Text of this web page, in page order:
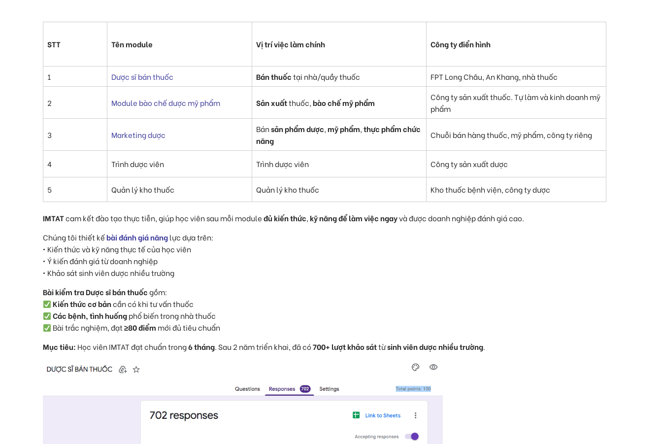
STT Tên module Vị trí việc làm chính Công ty điển hình
1 Dược sĩ bán thuốc Bán thuốctại nhà/quầy thuốc FPT Long Châu, An Khang, nhà thuốc
2 Module bào chế dược mỹ phẩm Sản xuấtthuốc,bào chế mỹ phẩm
Công ty sản xuất thuốc. Tự làm và kinh doanh mỹ
phẩm
3 Marketing dược
Bánsản phẩm dược,mỹ phẩm,thực phẩm chức
năng
Chuỗi bán hàng thuốc, mỹ phẩm, công ty riêng
4 Trình dược viên Trình dược viên Công ty sản xuất dược
5 Quản lý kho thuốc Quản lý kho thuốc Kho thuốc bệnh viện, công ty dược
IMTATcam kết đào tạo thực tiễn, giúp học viên sau mỗi moduleđủ kiến thức, kỹ năng để làm việc ngayvà được doanh nghiệp đánh giá cao.
Chúng tôi thiết kếbài đánh giá nănglực dựa trên:
• Kiến thức và kỹ năng thực tế của học viên
• Ý kiến đánh giá từ doanh nghiệp
• Khảo sát sinh viên dược nhiều trường
Bài kiểm tra Dược sĩ bán thuốcgồm:
Kiến thức cơ bảncần có khi tư vấn thuốc
Các bệnh, tình huốngphổ biến trong nhà thuốc
Bài trắc nghiệm, đạt≥80 điểm mới đủ tiêu chuẩn
Mục tiêu: Học viên IMTAT đạt chuẩn trong6 tháng. Sau 2 năm triển khai, đã có700+ lượt khảo sáttừsinh viên dược nhiều trường.